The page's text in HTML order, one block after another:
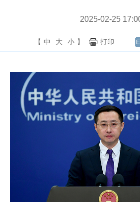
2025-02-25
【 中 大 小 】 打印